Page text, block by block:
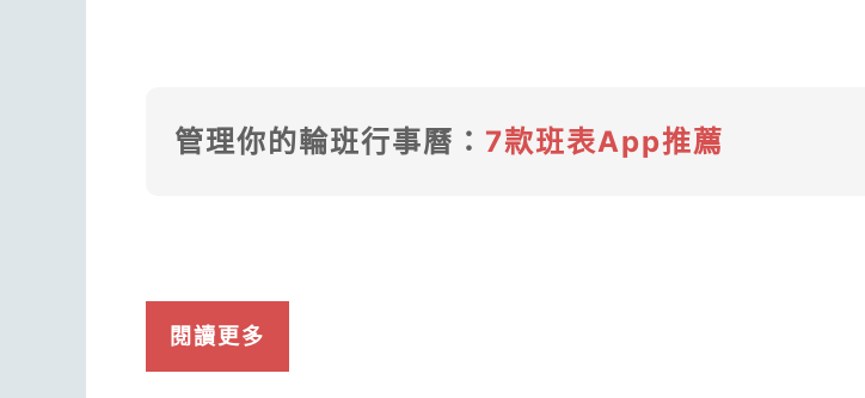
管理你的輪班行事曆： 7款班表App推薦
閱讀更多